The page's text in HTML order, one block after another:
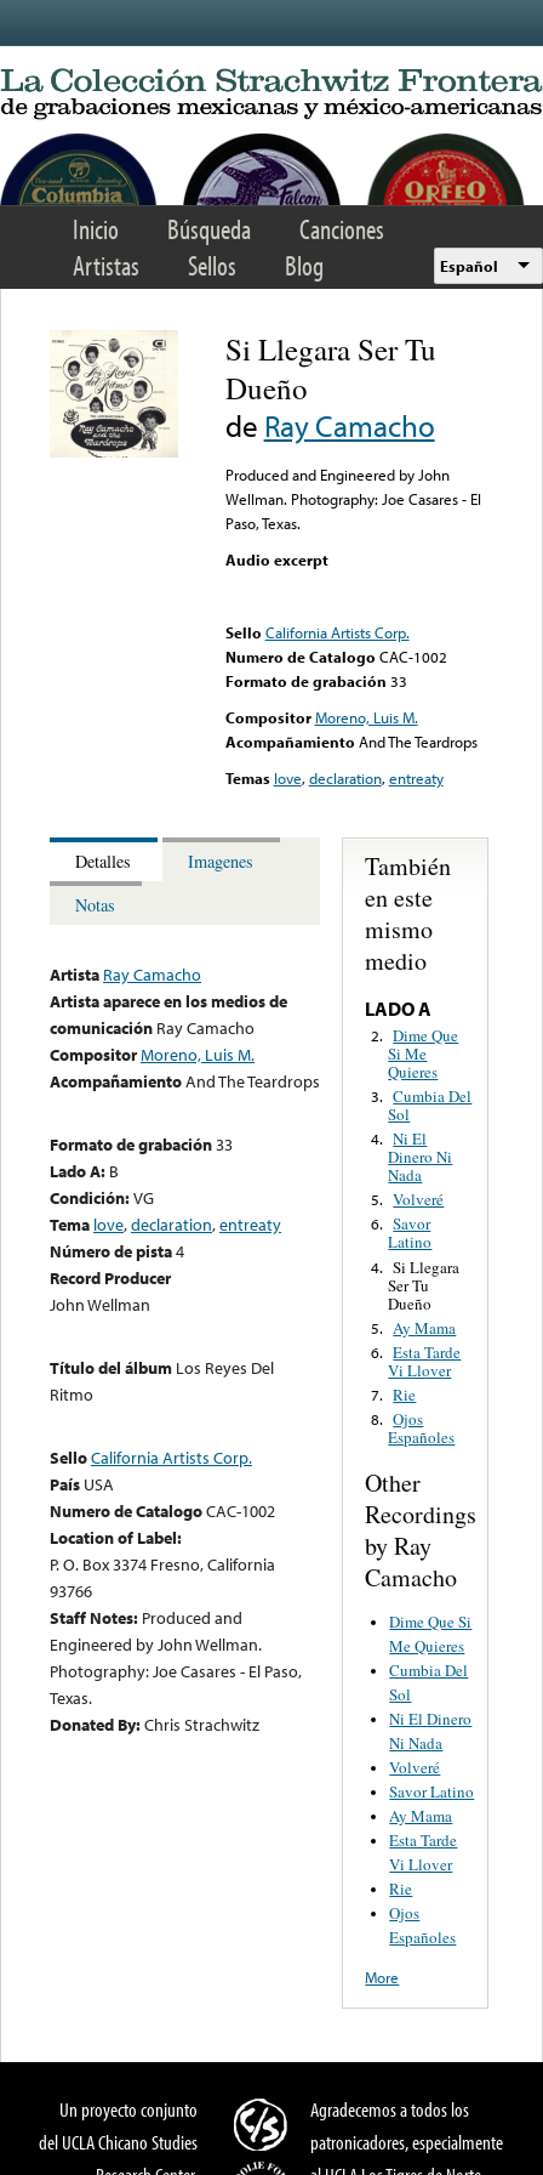
Inicio Búsqueda
Canciones
Artistas
Sellos Blog Español
Si Llegara Ser Tu
Dueño
de Ray Camacho
Produced and Engineered by John
Wellman. Photography: Joe Casares - El
Paso, Texas.
Audio excerpt
Sello California Artists Corp.
Numero de Catalogo CAC-1002
Formato de grabación 33
Compositor Moreno, Luis M.
Acompañamiento And The Teardrops
Temas love,declaration,entreaty
Detalles
Imagenes
Notas
Artista Ray Camacho
Artista aparece en los medios de
comunicación Ray Camacho
CompositorMoreno, Luis M.
AcompañamientoAnd The Teardrops
Formato de grabación33
Lado A: B
Condición:VG
Tema love,declaration,entreaty
Número de pista4
Record Producer
John Wellman
Título del álbum Los Reyes Del
Ritmo
SelloCalifornia Artists Corp.
País USA
Numero de CatalogoCAC-1002
Location of Label:
P. O. Box 3374 Fresno, California
93766
Staff Notes: Produced and
Engineered by John Wellman.
Photography: Joe Casares - El Paso,
Texas.
Donated By:Chris Strachwitz
También
en este
mismo
medio
LADO A
2. Dime Que
Si Me
Quieres
3. Cumbia Del
Sol
4. Ni El
Dinero Ni
Nada
5. Volveré
6. Savor
Latino
4. Si Llegara
Ser Tu
Dueño
5. Ay Mama
6. Esta Tarde
Vi Llover
7. Rie
8. Ojos
Españoles
Other
Recordings
by Ray
Camacho
Dime Que Si
Me Quieres
Cumbia Del
Sol
Ni El Dinero
Ni Nada
Volveré
Savor Latino
Ay Mama
Esta Tarde
Vi Llover
Rie
Ojos
Españoles
More
Un proyecto conjunto
del UCLA Chicano Studies
Agradecemos a todos los
patronicadores, especialmente